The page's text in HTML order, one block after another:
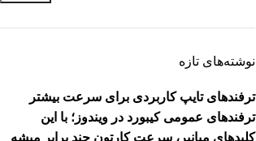
نوشته‌های تازه
ترفندهای تایپ کاربردی برای سرعت بیشتر
ترفندهای عمومی کیبورد در ویندوز؛ با این
کلیدهای میانبر، سرعت کارتون چند برابر میشه